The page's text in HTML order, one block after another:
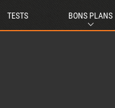
TESTS BONS PLANS